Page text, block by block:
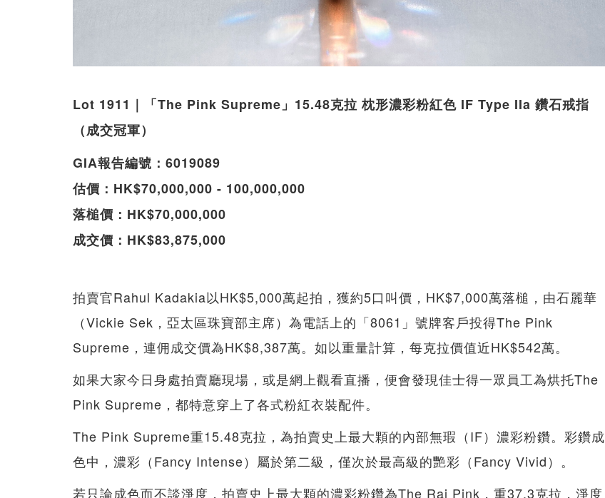
Lot 1911｜「The Pink Supreme」15.48克拉 枕形濃彩粉紅色 IF Type IIa 鑽石戒指
（成交冠軍）
GIA報告編號：6019089
估價：HK$70,000,000 - 100,000,000
落槌價：HK$70,000,000
成交價：HK$83,875,000
拍賣官Rahul Kadakia以HK$5,000萬起拍，獲約5口叫價，HK$7,000萬落槌，由石麗華
（Vickie Sek，亞太區珠寶部主席）為電話上的「8061」號牌客戶投得The Pink
Supreme，連佣成交價為HK$8,387萬。如以重量計算，每克拉價值近HK$542萬。
如果大家今日身處拍賣廳現場，或是網上觀看直播，便會發現佳士得一眾員工為烘托The
Pink Supreme，都特意穿上了各式粉紅衣裝配件。
The Pink Supreme重15.48克拉，為拍賣史上最大顆的內部無瑕（IF）濃彩粉鑽。彩鑽成
色中，濃彩（Fancy Intense）屬於第二級，僅次於最高級的艷彩（Fancy Vivid）。
若只論成色而不談淨度，拍賣史上最大顆的濃彩粉鑽為The Raj Pink，重37.3克拉，淨度